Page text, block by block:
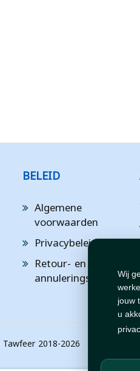
Wij
jouw
u
BELEID
Algemene
voorwaarden
Privacybeleid
Retour- en
annuleringsbeleid
Tawfeer 2018-2026